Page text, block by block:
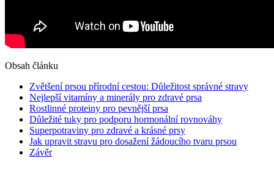
Obsah článku
Zvětšení prsou přírodní cestou: Důležitost správné stravy
Nejlepší vitamíny a minerály pro zdravé prsa
Rostlinné proteiny pro pevnější prsa
Důležité tuky pro podporu hormonální rovnováhy
Superpotraviny pro zdravé a krásné prsy
Jak upravit stravu pro dosažení žádoucího tvaru prsou
Závěr